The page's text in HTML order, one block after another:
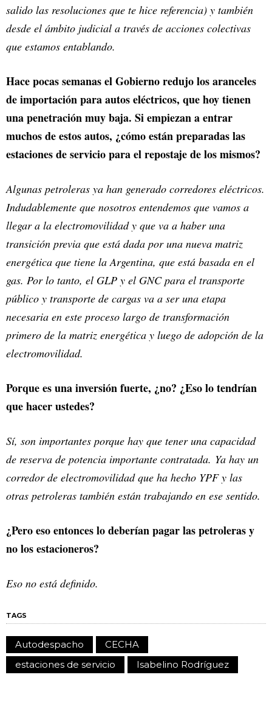
salido las resoluciones que te hice referencia) y también
desde el ámbito judicial a través de acciones colectivas
que estamos entablando.
Hace pocas semanas el Gobierno redujo los aranceles
de importación para autos eléctricos, que hoy tienen
una penetración muy baja. Si empiezan a entrar
muchos de estos autos, ¿cómo están preparadas las
estaciones de servicio para el repostaje de los mismos?
Algunas petroleras ya han generado corredores eléctricos.
Indudablemente que nosotros entendemos que vamos a
llegar a la electromovilidad y que va a haber una
transición previa que está dada por una nueva matriz
energética que tiene la Argentina, que está basada en el
gas. Por lo tanto, el GLP y el GNC para el transporte
público y transporte de cargas va a ser una etapa
necesaria en este proceso largo de transformación
primero de la matriz energética y luego de adopción de la
electromovilidad.
Porque es una inversión fuerte, ¿no? ¿Eso lo tendrían
que hacer ustedes?
Sí, son importantes porque hay que tener una capacidad
de reserva de potencia importante contratada. Ya hay un
corredor de electromovilidad que ha hecho YPF y las
otras petroleras también están trabajando en ese sentido.
¿Pero eso entonces lo deberían pagar las petroleras y
no los estacioneros?
Eso no está definido.
TAGS
Autodespacho
CECHA
estaciones de servicio
Isabelino Rodríguez